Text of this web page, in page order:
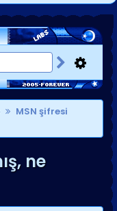
MSN şifresi
ne